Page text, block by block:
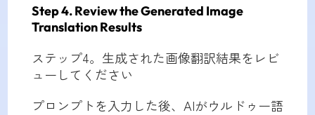
Step 4. Review the Generated Image
Translation Results
ステップ4。生成された画像翻訳結果をレビ
ューしてください
プロンプトを入力した後、AIがウルドゥー語